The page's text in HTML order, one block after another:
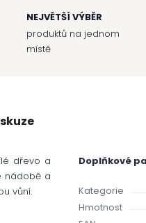
NEJVĚTŠÍ VÝBĚR
produktů na jednom
místě
dřevo a
nádobě a
vůní.
Doplňkové
Kategorie
Hmotnost